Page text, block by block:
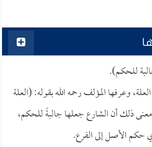
للحكم).
وعرفها المؤلف رحمه الله بقوله: (العلة
ذلك أن الشارع جعلها جالبةً للحكم،
حكم الأصل إلى الفرع.